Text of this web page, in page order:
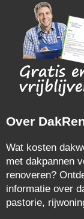
Over
Wat kosten
met dakpannen
renoveren?
informatie over
pastorie,